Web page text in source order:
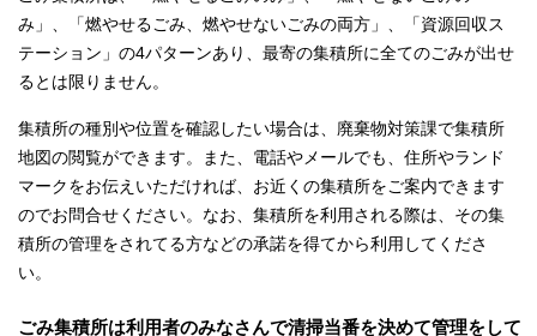
み」、「燃やせるごみ、燃やせないごみの両方」、「資源回収ス
テーション」の4パターンあり、最寄の集積所に全てのごみが出せ
るとは限りません。
集積所の種別や位置を確認したい場合は、廃棄物対策課で集積所
地図の閲覧ができます。また、電話やメールでも、住所やランド
マークをお伝えいただければ、お近くの集積所をご案内できます
のでお問合せください。なお、集積所を利用される際は、その集
積所の管理をされてる方などの承諾を得てから利用してくださ
い。
ごみ集積所は利用者のみなさんで清掃当番を決めて管理をして